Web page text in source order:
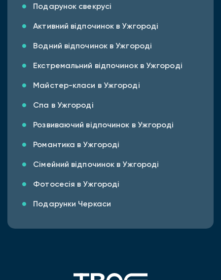
Подарунок свекрусі
Активний відпочинок в Ужгороді
Водний відпочинок в Ужгороді
Екстремальний відпочинок в Ужгороді
Майстер-класи в Ужгороді
Спа в Ужгороді
Розвиваючий відпочинок в Ужгороді
Романтика в Ужгороді
Сімейний відпочинок в Ужгороді
Фотосесія в Ужгороді
Подарунки Черкаси